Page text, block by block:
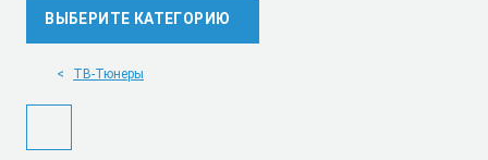
ВЫБЕРИТЕ КАТЕГОРИЮ
ТВ-Тюнеры